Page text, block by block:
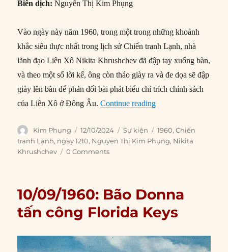
Biên dịch:Nguyễn Thị Kim Phụng
Vào ngày này năm 1960, trong một trong những khoảnh
khắc siêu thực nhất trong lịch sử Chiến tranh Lạnh, nhà
lãnh đạo Liên Xô Nikita Khrushchev đã đập tay xuống bàn,
và theo một số lời kể, ông còn tháo giày ra và đe dọa sẽ đập
giày lên bàn để phản đối bài phát biểu chỉ trích chính sách
của Liên Xô ở Đông Âu.Continue reading“12/10/1960: “Sự cố
Author
Kim Phụng
Posted
on
12/10/2024 Categories
Sự kiện Tags
1960,Chiến
tranh Lạnh, ngày 1210, Nguyễn Thị Kim Phụng, Nikita
Khrushchev
0 Comments
10/09/1960: Bão Donna
tấn công Florida Keys